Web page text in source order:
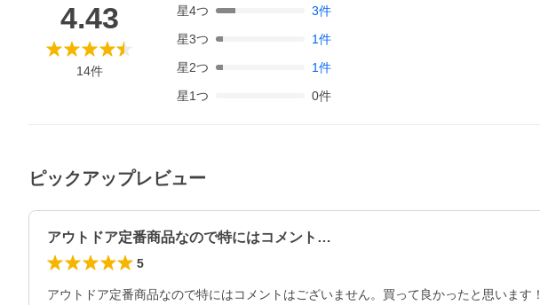
4.43
14件
星4つ 3件
星3つ 1件
星2つ 1件
星1つ 0件
ピックアップレビュー
アウトドア定番商品なので特にはコメント…
5
アウトドア定番商品なので特にはコメントはございません。買って良かったと思います！